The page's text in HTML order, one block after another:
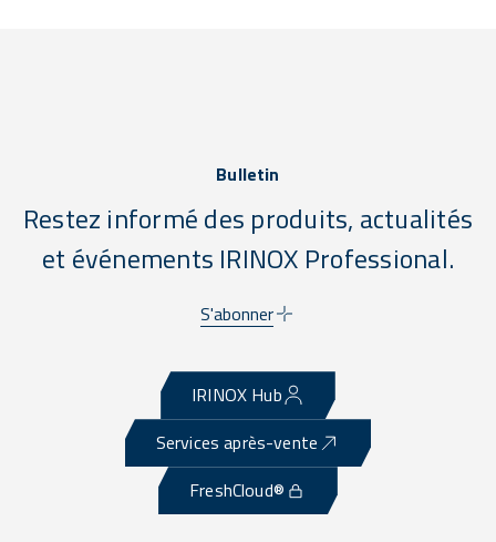
Bulletin
Restez informé des produits, actualités
et événements IRINOX Professional.
S'abonner
IRINOX Hub
Services après-vente
FreshCloud®